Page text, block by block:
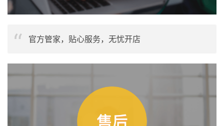
官方管家，贴心服务，无忧开店